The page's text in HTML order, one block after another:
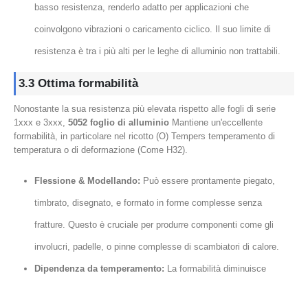
basso resistenza, renderlo adatto per applicazioni che
coinvolgono vibrazioni o caricamento ciclico. Il suo limite di
resistenza è tra i più alti per le leghe di alluminio non trattabili.
3.3 Ottima formabilità
Nonostante la sua resistenza più elevata rispetto alle fogli di serie
1xxx e 3xxx, 5052 foglio di alluminio Mantiene un'eccellente
formabilità, in particolare nel ricotto (O) Tempers temperamento di
temperatura o di deformazione (Come H32).
Flessione & Modellando: Può essere prontamente piegato,
timbrato, disegnato, e formato in forme complesse senza
fratture. Questo è cruciale per produrre componenti come gli
involucri, padelle, o pinne complesse di scambiatori di calore.
Dipendenza da temperamento: La formabilità diminuisce